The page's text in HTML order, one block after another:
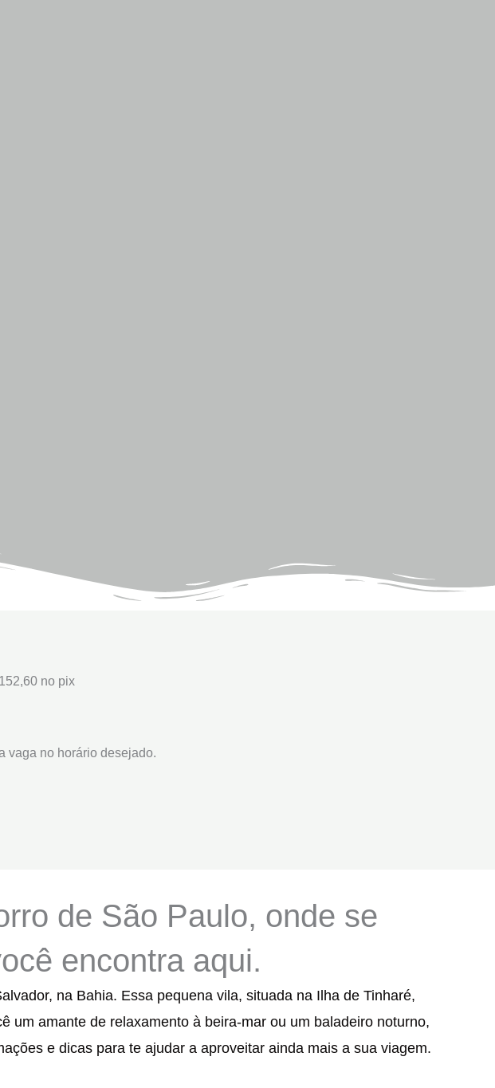
no pix
vaga no horário desejado.
de São Paulo, onde se
encontra aqui.
na Bahia. Essa pequena vila, situada na Ilha de Tinharé,
um amante de relaxamento à beira-mar ou um baladeiro noturno,
e dicas para te ajudar a aproveitar ainda mais a sua viagem.